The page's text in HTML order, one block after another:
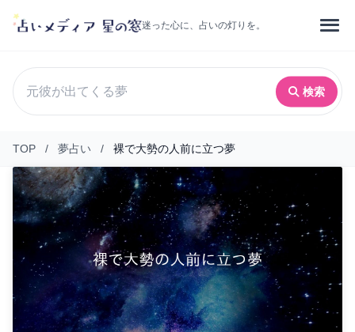
迷った心に、占いの灯りを。
検索
TOP / 夢占い / 裸で大勢の人前に立つ夢